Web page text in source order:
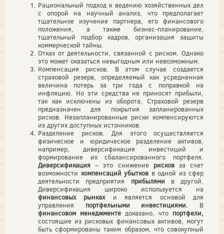
Рациональный подход к ведению хозяйственных дел
с опорой на научный анализ, что предполагает
тщательное изучение партнера, его финансового
положения, а также бизнес-планирование,
тщательный подбор кадров, организация защиты
коммерческой тайны.
Отказ от деятельности, связанной с риском. Однако
это может оказаться невыгодным или невозможным.
Компенсация рисков. В этом случае создается
страховой резерв, определяемый как усредненная
величина потерь за три года с поправкой на
инфляцию. Но эти средства не приносят прибыли,
так как исключены из оборота. Страховой резерв
предназначен для покрытия запланированных
рисков. Незапланированные риски компенсируются
из других доступных источников.
Разделение рисков. Для этого осуществляется
физическое и юридическое разделение активов,
например, диверсификация инвестиций и
формирование их сбалансированного портфеля.
Диверсификация – это снижение рисковза счет
возможности компенсаций убытков в одной из сфер
деятельности предприятия прибылями в другой.
Диверсификация широко используется на
финансовых рынкахи является основой для
управления портфельными инвестициями. В
финансовом менеджменте доказано, что портфели,
состоящие из рисковых финансовых активов, могут
быть сформированы таким образом, что совокупный